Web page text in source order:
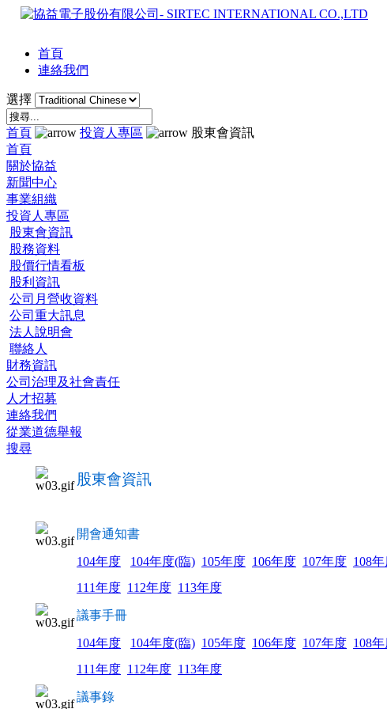
首頁
連絡我們
選擇
首頁 投資人專區
股東會資訊
首頁
關於協益
新聞中心
事業組織
投資人專區
股東會資訊
股務資料
股價行情看板
股利資訊
公司月營收資料
公司重大訊息
法人說明會
聯絡人
財務資訊
公司治理及社會責任
人才招募
連絡我們
從業道德舉報
搜尋
股東會資訊
開會通知書
104年度 104年度(臨) 105年度 106年度 107年度 108
111年度 112年度 113年度
議事手冊
104年度 104年度(臨) 105年度 106年度 107年度 108
111年度 112年度 113年度
議事錄